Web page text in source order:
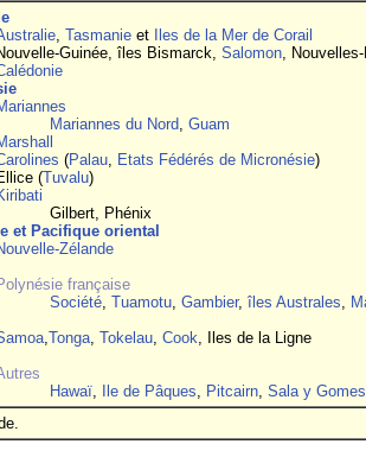
, Tasmanie et
Iles de la Mer de Corail
Guinée, îles Bismarck, Salomon,
Mariannes du Nord, Guam
(Palau, Etats Fédérés de Micronésie)
(Tuvalu)
Gilbert, Phénix
et Pacifique oriental
Zélande
française
Société, Tuamotu, Gambier, îles Australes,
,Tonga, Tokelau, Cook, Iles de la Ligne
Hawaï, Ile de Pâques, Pitcairn, Sala y Gomes